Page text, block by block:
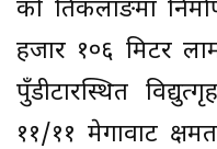
को तिकलाङमा
हजार १०६ मिटर
पुँडीटारस्थित
११/११ मेगावाट